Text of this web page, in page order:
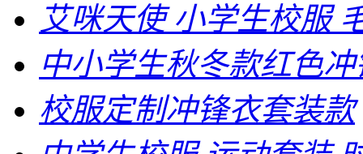
艾咪天使 小学生校服
中小学生秋冬款红色
校服定制冲锋衣套装款